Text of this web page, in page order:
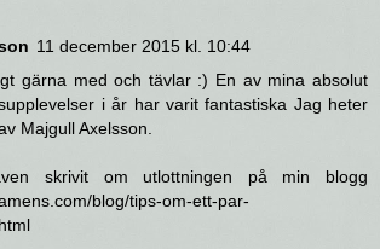
11 december 2015 kl. 10:44
gärna med och tävlar :) En av mina absolut
i år har varit fantastiska Jag heter
Majgull Axelsson.
skrivit om utlottningen på min blogg
blog/tips-om-ett-par-